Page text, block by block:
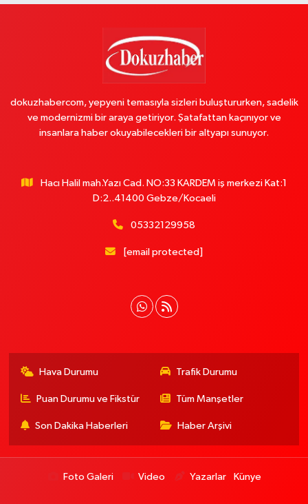
dokuzhabercom, yepyeni temasıyla sizleri buluştururken, sadelik
ve modernizmi bir araya getiriyor. Şatafattan kaçınıyor ve
insanlara haber okuyabilecekleri bir altyapı sunuyor.
Hacı Halil mah.Yazı Cad. NO:33 KARDEM iş merkezi Kat:1
D:2..41400 Gebze/Kocaeli
05332129958
[email protected]
Hava Durumu Trafik Durumu
Puan Durumu ve Fikstür Tüm Manşetler
Son Dakika Haberleri Haber Arşivi
Foto Galeri Video Yazarlar Künye